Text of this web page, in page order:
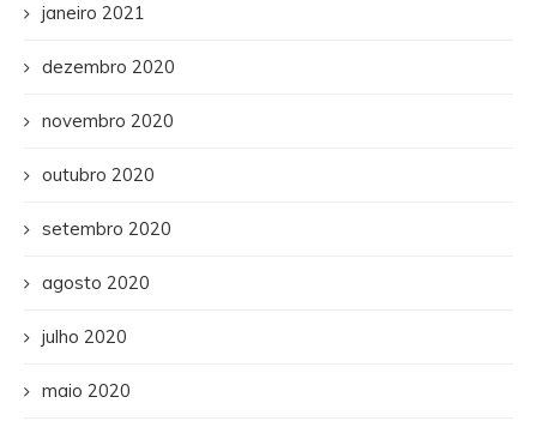
janeiro 2021
dezembro 2020
novembro 2020
outubro 2020
setembro 2020
agosto 2020
julho 2020
maio 2020